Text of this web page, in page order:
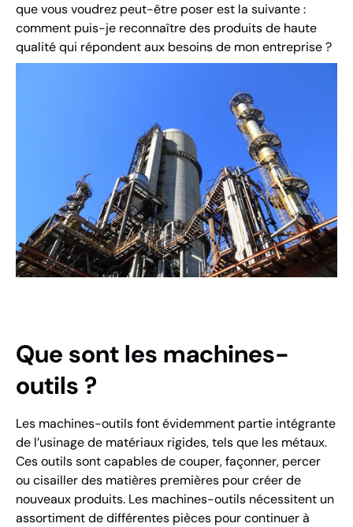
que vous voudrez peut-être poser est la suivante :
comment puis-je reconnaître des produits de haute
qualité qui répondent aux besoins de mon entreprise ?
Que sont les machines-
outils ?
Les machines-outils font évidemment partie intégrante
de l’usinage de matériaux rigides, tels que les métaux.
Ces outils sont capables de couper, façonner, percer
ou cisailler des matières premières pour créer de
nouveaux produits. Les machines-outils nécessitent un
assortiment de différentes pièces pour continuer à